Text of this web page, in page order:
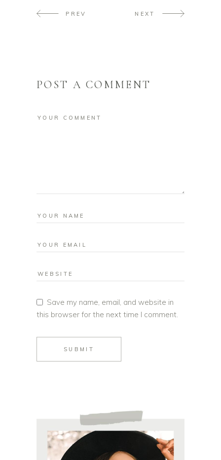
PREV NEXT
POST A COMMENT
Save my name, email, and website in
this browser for the next time I comment.
SUBMIT